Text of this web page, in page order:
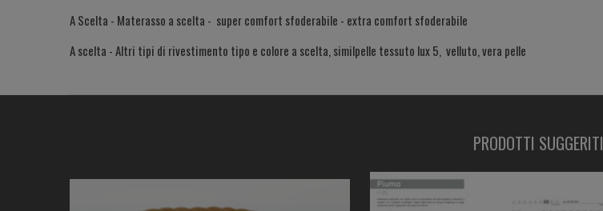
A Scelta - Materasso a scelta - super comfort sfoderabile - extra comfort sfoderabile
A scelta - Altri tipi di rivestimento tipo e colore a scelta, similpelle tessuto lux 5, velluto, vera pelle
PRODOTTI SUGGERITI